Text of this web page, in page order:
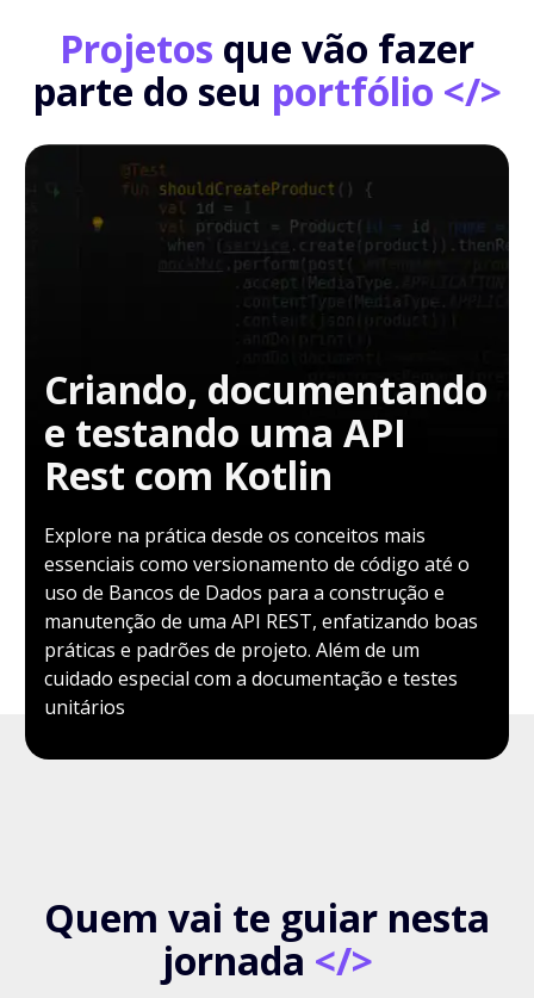
Projetos que vão fazer
parte do seu portfólio </>
Criando, documentando
e testando uma API
Rest com Kotlin
Explore na prática desde os conceitos mais
essenciais como versionamento de código até o
uso de Bancos de Dados para a construção e
manutenção de uma API REST, enfatizando boas
práticas e padrões de projeto. Além de um
cuidado especial com a documentação e testes
unitários
Quem vai te guiar nesta
jornada </>